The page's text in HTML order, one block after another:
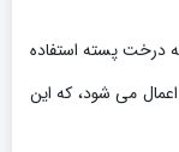
درخت پسته استفاده
می شود، که این